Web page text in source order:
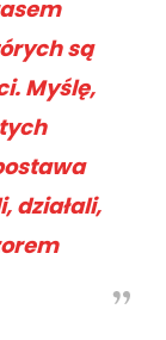
są
Myślę,
działali,